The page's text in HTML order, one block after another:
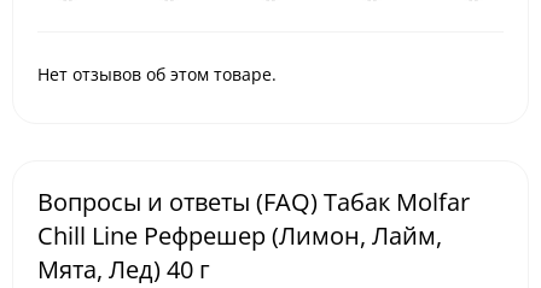
Нет отзывов об этом товаре.
Вопросы и ответы (FAQ) Табак Molfar
Chill Line Рефрешер (Лимон, Лайм,
Мята, Лед) 40 г